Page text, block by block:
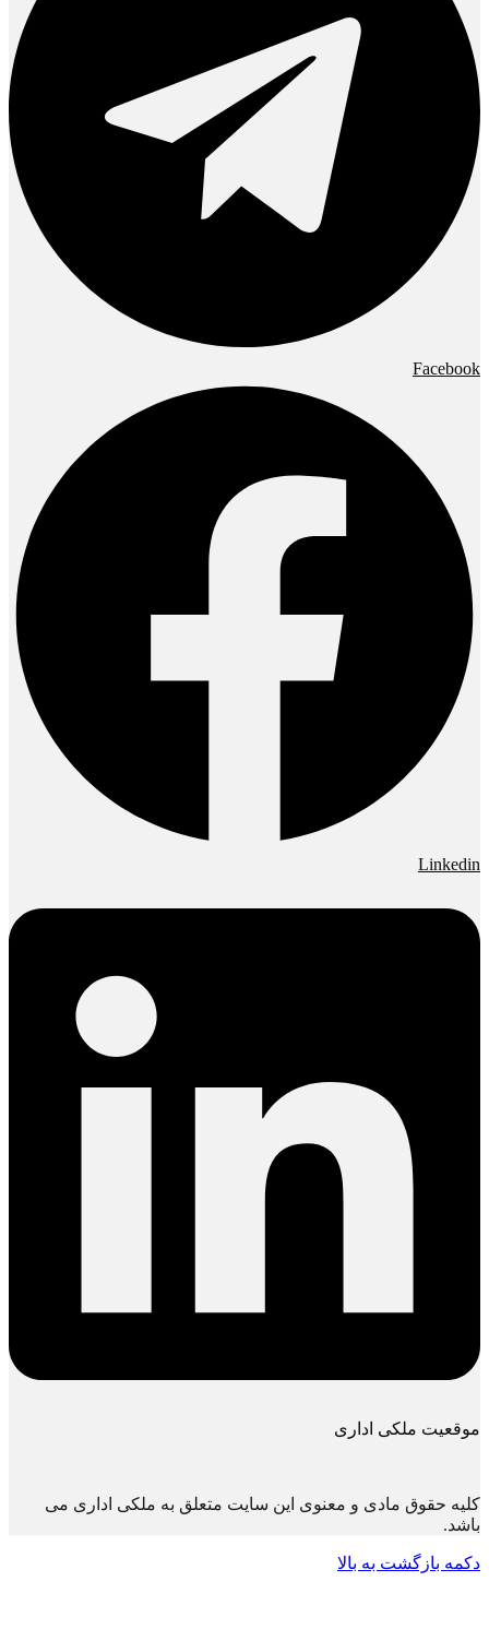
Facebook
Linkedin
موقعیت ملکی اداری
کلیه حقوق مادی و معنوی این سایت متعلق به ملکی اداری می
باشد.
دکمه بازگشت به بالا